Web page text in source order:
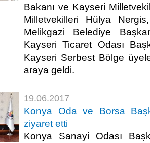
Bakanı ve Kayseri
Milletvekilleri Hülya
Melikgazi Belediye
Kayseri Ticaret Odası
Kayseri Serbest Bölge
araya geldi.​
19.06.2017
Konya Oda ve Borsa
ziyaret etti
Konya Sanayi Odası